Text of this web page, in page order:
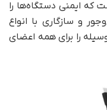
که ایمنی دستگاه‌ها را
و سازگاری با انواع
را برای همه اعضای